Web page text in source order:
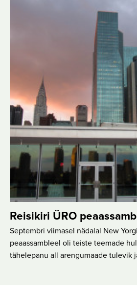
Reisikiri ÜRO
Septembri viimasel nädalal New
peaassambleel oli teiste teemade
tähelepanu all arengumaade tulevik